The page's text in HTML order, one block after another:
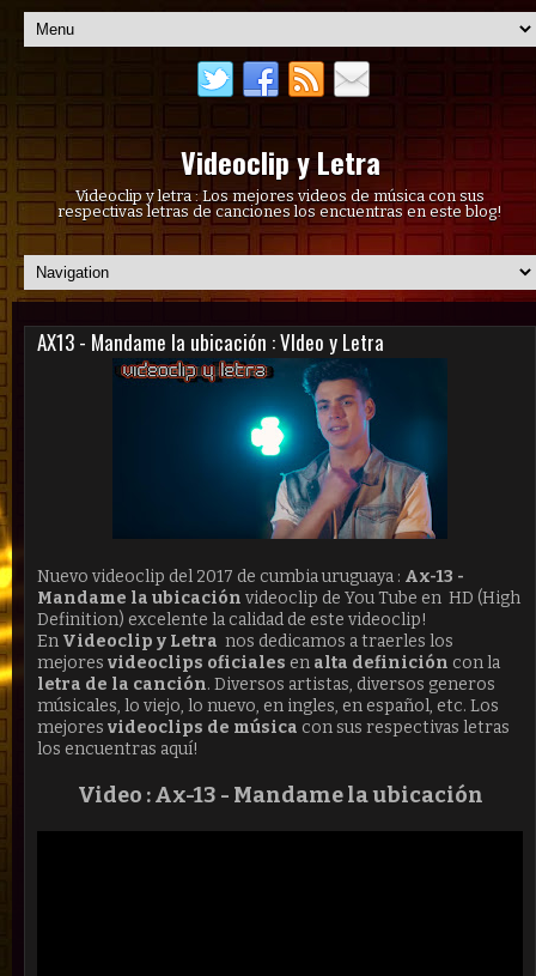
Videoclip y Letra
Videoclip y letra : Los mejores videos de música con sus
respectivas letras de canciones los encuentras en este blog!
AX13 - Mandame la ubicación : VIdeo y Letra
Nuevo videoclip del 2017 de cumbia uruguaya : Ax-13 -
Mandame la ubicación videoclip de You Tube en HD (High
Definition) excelente la calidad de este videoclip!
En Videoclip y Letra nos dedicamos a traerles los
mejores videoclips oficiales en alta definición con la
letra de la canción. Diversos artistas, diversos generos
músicales, lo viejo, lo nuevo, en ingles, en español, etc. Los
mejores videoclips de música con sus respectivas letras
los encuentras aquí!
Video : Ax-13 - Mandame la ubicación